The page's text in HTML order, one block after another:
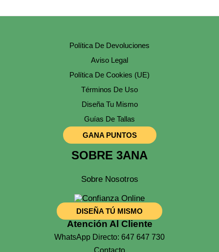
Elegir
De
Producto
Política De Devoluciones
Aviso Legal
Política De Cookies (UE)
Términos De Uso
Diseña Tu Mismo
Guías De Tallas
GANA PUNTOS
SOBRE 3ANA
Sobre Nosotros
DISEÑA TÚ MISMO
Atención Al Cliente
WhatsApp Directo: 647 647 730
Contacto